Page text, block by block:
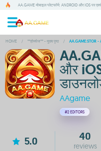
AA.GAME मोबाइल प्लेटफॉर्म: ANDROID और IOS पर
HOME / **होमपेज** - मुख्य पृष्ठ / AA.GAME:STOR -
और
AAgame
#2 EDITORS
5.0 40
reviews